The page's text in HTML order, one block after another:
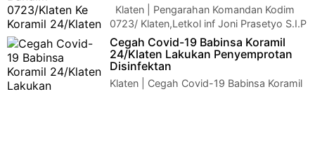
Klaten | Pengarahan Komandan Kodim
0723/ Klaten,Letkol inf Joni Prasetyo S.I.P
di koramil 24/Klaten utara,Kun…Cegah Covid-19 Babinsa Koramil
24/Klaten Lakukan Penyemprotan
Disinfektan
Klaten | Cegah Covid-19 Babinsa Koramil